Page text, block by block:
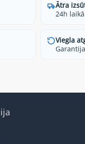
Ātra
24h
Viegla